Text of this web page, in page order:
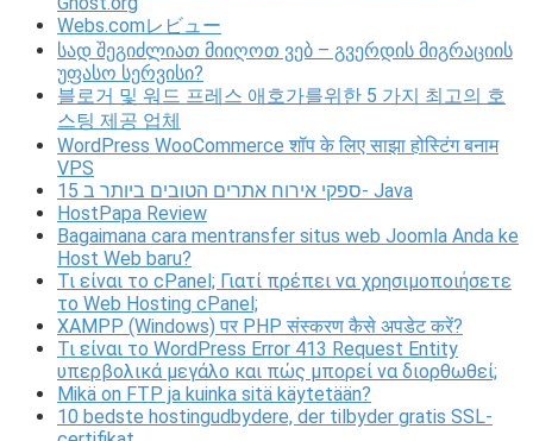
Webs.comレビュー
სად შეგიძლიათ მიიღოთ ვებ – გვერდის მიგრაციის
უფასო სერვისი?
블로거 및 워드 프레스 애호가를위한 5 가지 최고의 호
스팅 제공 업체
WordPress WooCommerce शॉप के लिए साझा होस्टिंग बनाम
VPS
15 ספקי אירוח אתרים הטובים ביותר ב- Java
HostPapa Review
Bagaimana cara mentransfer situs web Joomla Anda ke
Host Web baru?
Τι είναι το cPanel; Γιατί πρέπει να χρησιμοποιήσετε
το Web Hosting cPanel;
XAMPP (Windows) पर PHP संस्करण कैसे अपडेट करें?
Τι είναι το WordPress Error 413 Request Entity
υπερβολικά μεγάλο και πώς μπορεί να διορθωθεί;
Mikä on FTP ja kuinka sitä käytetään?
10 bedste hostingudbydere, der tilbyder gratis SSL-